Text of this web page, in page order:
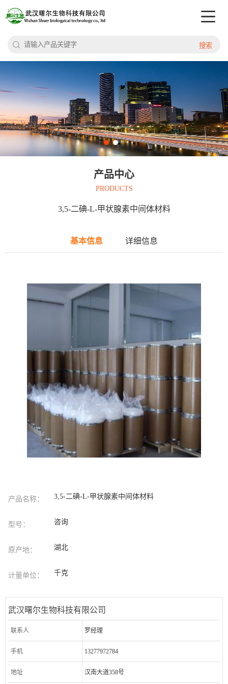
搜索
产品中心
PRODUCTS
3,5-二碘-L-甲状腺素中间体材料
基本信息 详细信息
产品名称： 3,5-二碘-L-甲状腺素中间体材料
型号： 咨询
原产地： 湖北
计量单位： 千克
武汉曙尔生物科技有限公司
联系人 罗经理
手机 13277972784
地址 汉南大道358号